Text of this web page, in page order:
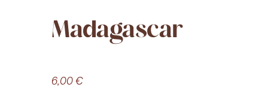
Madagascar
6,00€